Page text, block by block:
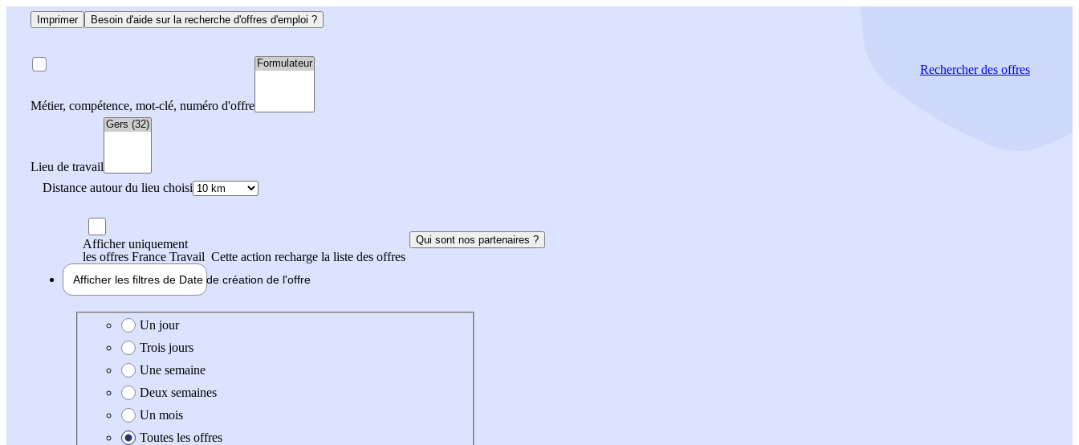
Imprimer Besoin d'aide sur la recherche d'offres d'emploi ?
Métier, compétence, mot-clé, numéro d'offre
Lieu de travail
Distance autour du lieu choisi
Rechercherdes offres
Afficher uniquement
les offres France Travail Cette action recharge la liste des offres
Qui sont nos partenaires ?
Afficher les filtres de Date de création de l'offre
Date de création de l'offre
Un jour
Trois jours
Une semaine
Deux semaines
Un mois
Toutes les offres